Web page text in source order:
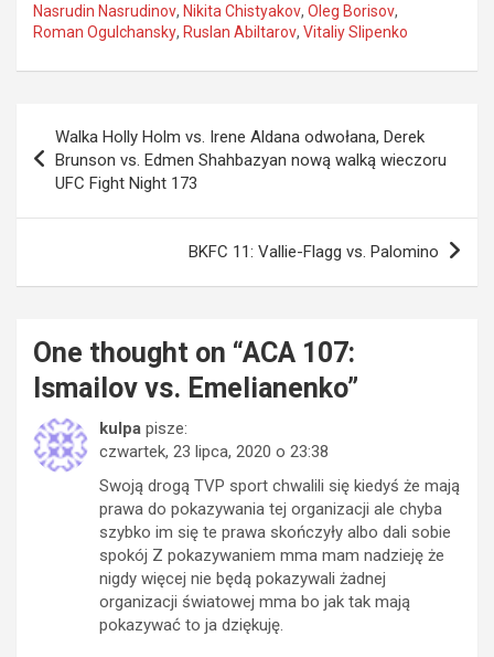
Nasrudin Nasrudinov, Nikita Chistyakov, Oleg Borisov,
Roman Ogulchansky, Ruslan Abiltarov, Vitaliy Slipenko
wpisu
Walka Holly Holm vs. Irene Aldana odwołana, Derek
Brunson vs. Edmen Shahbazyan nową walką wieczoru
UFC Fight Night 173
BKFC 11: Vallie-Flagg vs. Palomino
One thought on “ACA 107:
Ismailov vs. Emelianenko”
kulpa pisze:
czwartek, 23 lipca, 2020 o 23:38
Swoją drogą TVP sport chwalili się kiedyś że mają
prawa do pokazywania tej organizacji ale chyba
szybko im się te prawa skończyły albo dali sobie
spokój Z pokazywaniem mma mam nadzieję że
nigdy więcej nie będą pokazywali żadnej
organizacji światowej mma bo jak tak mają
pokazywać to ja dziękuję.